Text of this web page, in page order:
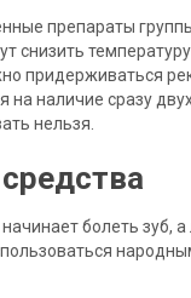
препараты
снизить
придерживаться
на наличие сразу
нельзя.
болеть зуб,